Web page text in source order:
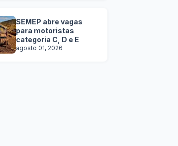
SEMEP abre vagas
para motoristas
categoria C, D e E
agosto 01, 2026